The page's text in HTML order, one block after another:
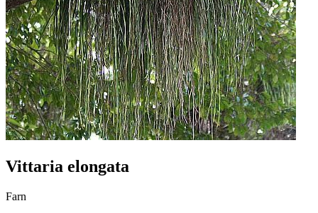
Vittaria elongata
Farn